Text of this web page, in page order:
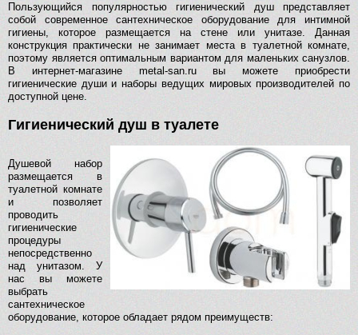
Пользующийся популярностью гигиенический душ представляет
собой современное сантехническое оборудование для интимной
гигиены, которое размещается на стене или унитазе. Данная
конструкция практически не занимает места в туалетной комнате,
поэтому является оптимальным вариантом для маленьких санузлов.
В интернет-магазине metal-san.ru вы можете приобрести
гигиенические души и наборы ведущих мировых производителей по
доступной цене.
Гигиенический душ в туалете
Душевой набор
размещается в
туалетной комнате
и позволяет
проводить
гигиенические
процедуры
непосредственно
над унитазом. У
нас вы можете
выбрать
сантехническое
оборудование, которое обладает рядом преимуществ: